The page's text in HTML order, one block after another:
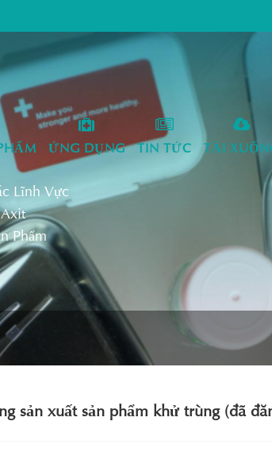
ỨNG DỤNG TIN TỨC TẢI
Lĩnh Vực
Phẩm
sản xuất sản phẩm khử trùng (đã